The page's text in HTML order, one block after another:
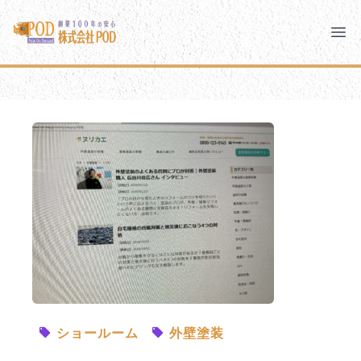
メインコンテンツにスキップ
株式会社ペイント・オン・デマンド
千葉の外壁塗装・屋根塗装なら創業100年の安心 ペイン
株式会社ペイント・オン・デマンド
モバイルメニュー
PODのまちづくり 安心の取り組み
ご相談と流れ よくあるご質問
PODについて
ショールーム 外壁塗装